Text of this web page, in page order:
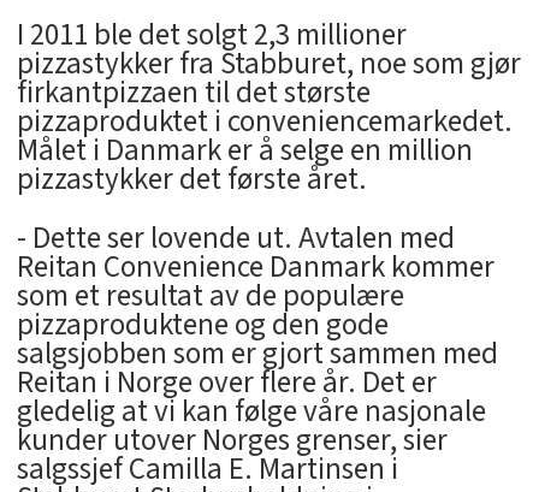
I 2011 ble det solgt 2,3 millioner
pizzastykker fra Stabburet, noe som gjør
firkantpizzaen til det største
pizzaproduktet i conveniencemarkedet.
Målet i Danmark er å selge en million
pizzastykker det første året.
- Dette ser lovende ut. Avtalen med
Reitan Convenience Danmark kommer
som et resultat av de populære
pizzaproduktene og den gode
salgsjobben som er gjort sammen med
Reitan i Norge over flere år. Det er
gledelig at vi kan følge våre nasjonale
kunder utover Norges grenser, sier
salgssjef Camilla E. Martinsen i